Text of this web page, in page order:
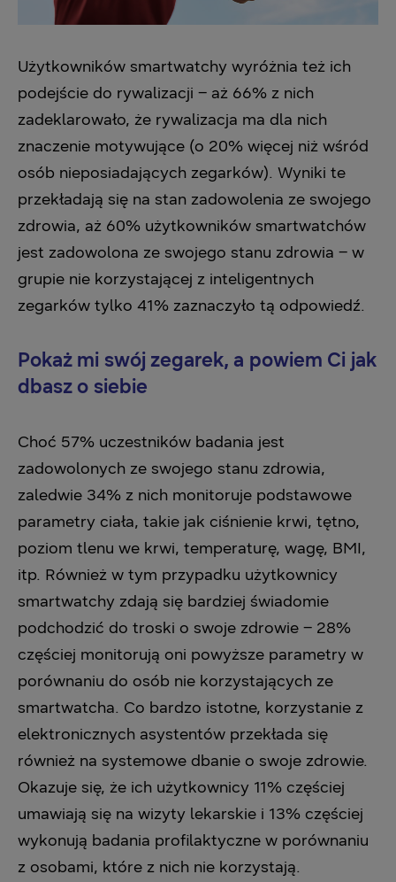
Użytkowników smartwatchy wyróżnia też ich
podejście do rywalizacji – aż 66% z nich
zadeklarowało, że rywalizacja ma dla nich
znaczenie motywujące (o 20% więcej niż wśród
osób nieposiadających zegarków). Wyniki te
przekładają się na stan zadowolenia ze swojego
zdrowia, aż 60% użytkowników smartwatchów
jest zadowolona ze swojego stanu zdrowia – w
grupie nie korzystającej z inteligentnych
zegarków tylko 41% zaznaczyło tą odpowiedź.
Pokaż mi swój zegarek, a powiem Ci jak
dbasz o siebie
Choć 57% uczestników badania jest
zadowolonych ze swojego stanu zdrowia,
zaledwie 34% z nich monitoruje podstawowe
parametry ciała, takie jak ciśnienie krwi, tętno,
poziom tlenu we krwi, temperaturę, wagę, BMI,
itp. Również w tym przypadku użytkownicy
smartwatchy zdają się bardziej świadomie
podchodzić do troski o swoje zdrowie – 28%
częściej monitorują oni powyższe parametry w
porównaniu do osób nie korzystających ze
smartwatcha. Co bardzo istotne, korzystanie z
elektronicznych asystentów przekłada się
również na systemowe dbanie o swoje zdrowie.
Okazuje się, że ich użytkownicy 11% częściej
umawiają się na wizyty lekarskie i 13% częściej
wykonują badania profilaktyczne w porównaniu
z osobami, które z nich nie korzystają.